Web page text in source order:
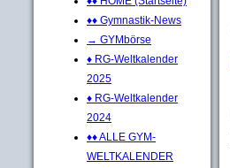
♦♦ Gymnastik-News
→ GYMbörse
♦ RG-Weltkalender
2025
♦ RG-Weltkalender
2024
♦♦ ALLE GYM-
WELTKALENDER